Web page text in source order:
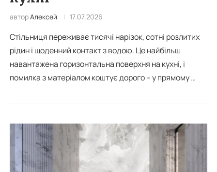
авторАлексей 17.07.2026
Стільниця переживає тисячі нарізок, сотні розлитих
рідин і щоденний контакт з водою. Це найбільш
навантажена горизонтальна поверхня на кухні, і
помилка з матеріалом коштує дорого – у прямому …